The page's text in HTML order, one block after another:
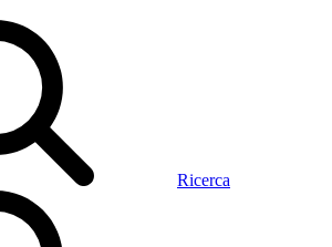
Ricerca